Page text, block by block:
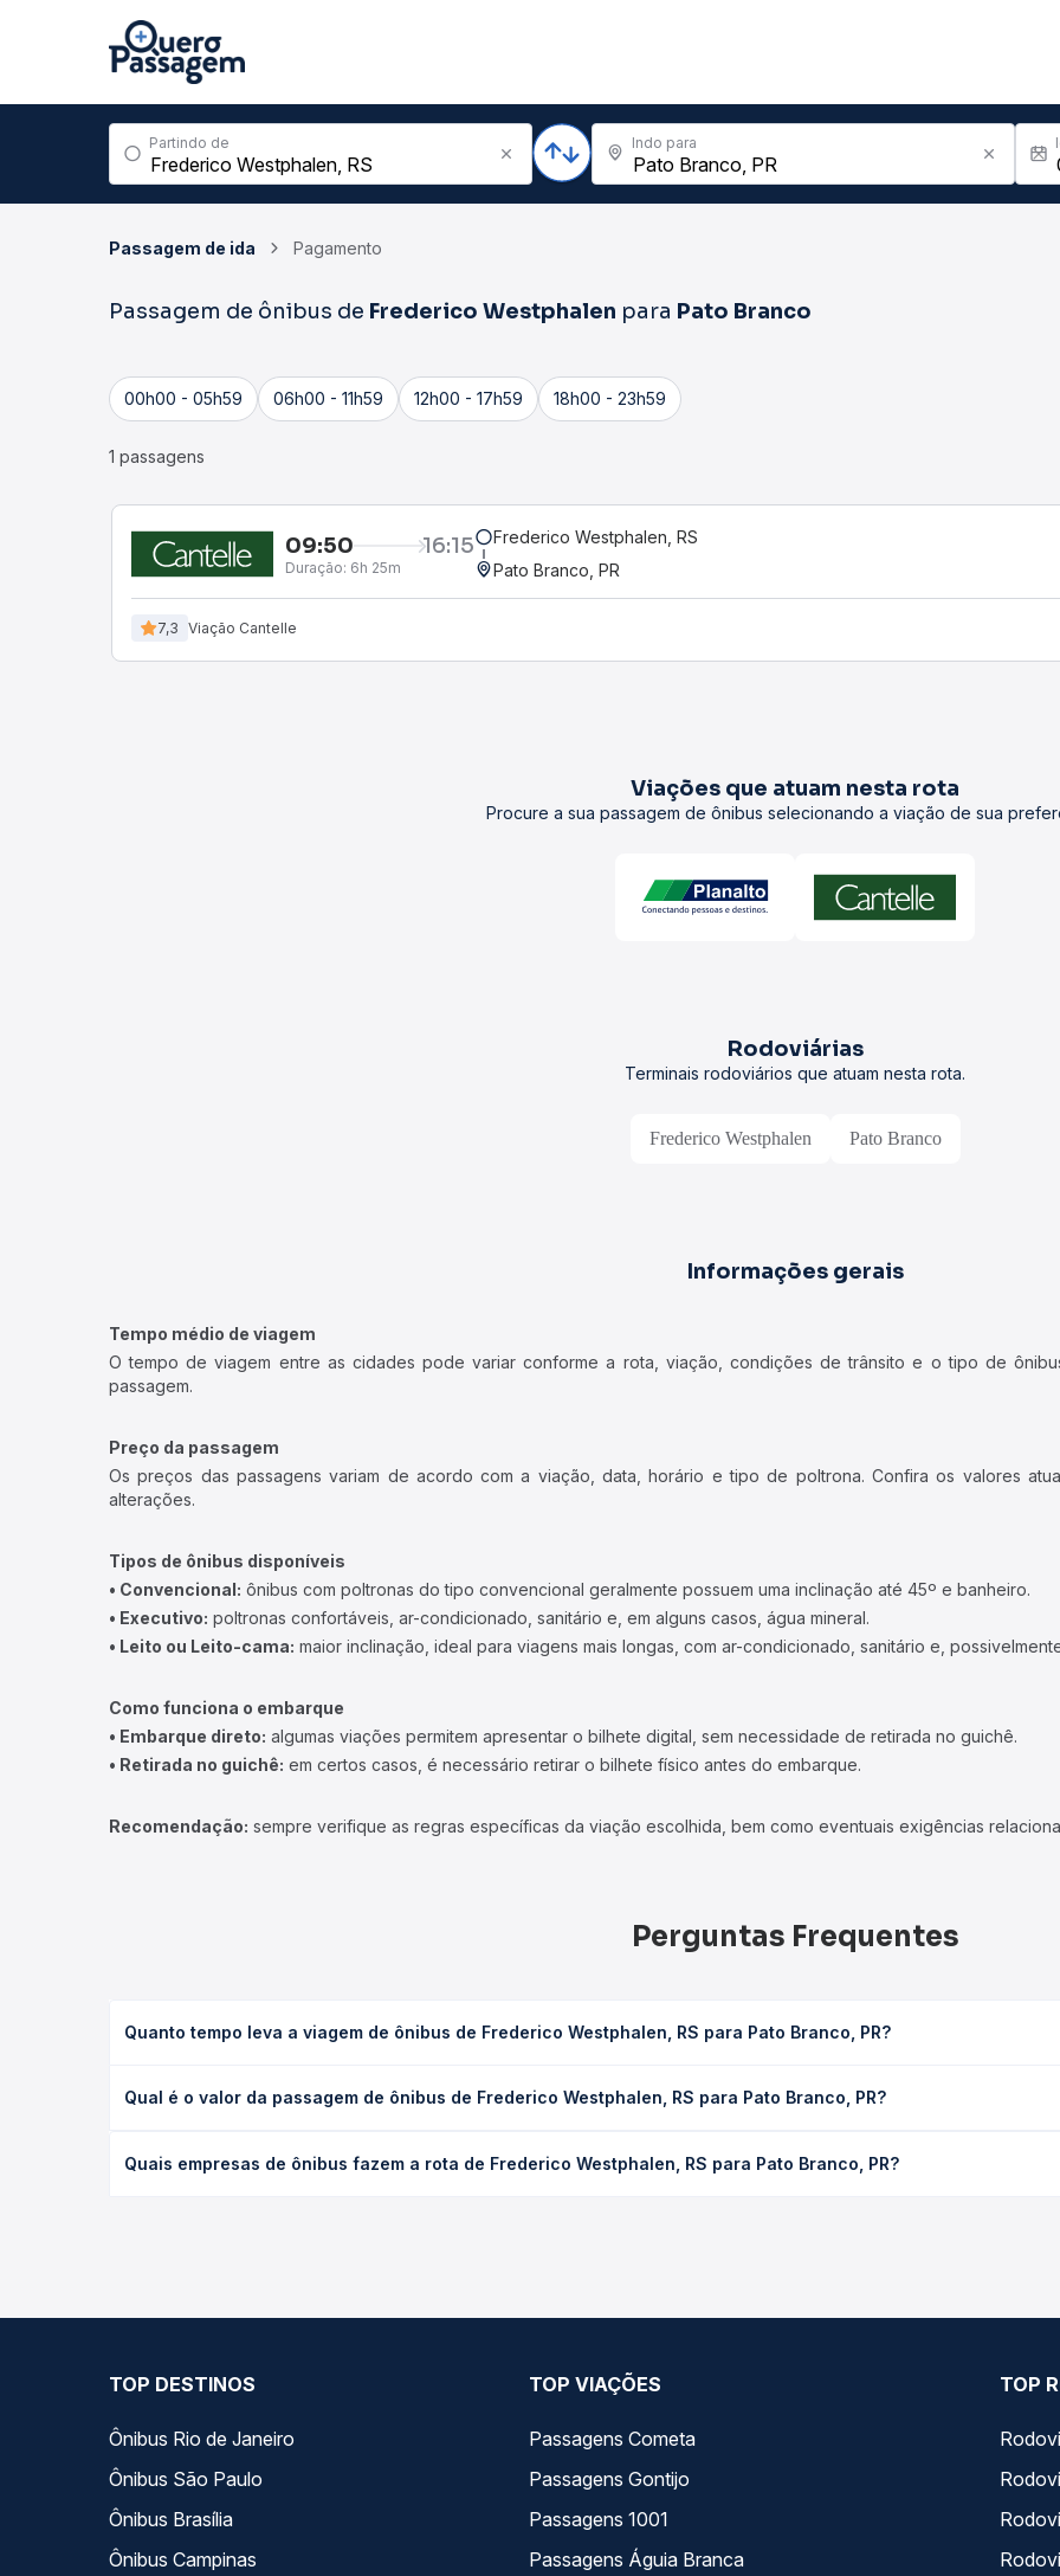
Partindo de Indo para
Passagem de ida Pagamento
Passagem de ônibus de Frederico Westphalen para Pato Branco
00h00 - 05h59 06h00 - 11h59 12h00 - 17h59 18h00 - 23h59
1 passagens
09:50 16:15
Duração: 6h 25m
Frederico Westphalen, RS
Pato Branco, PR
7,3 Viação Cantelle
Viações que atuam nesta rota
Procure a sua passagem de ônibus selecionando a viação de sua
Rodoviárias
Terminais rodoviários que atuam nesta rota.
Frederico Westphalen Pato Branco
Informações gerais
Tempo médio de viagem
O tempo de viagem entre as cidades pode variar conforme a rota, viação, condições de trânsito e o tipo de
passagem.
Preço da passagem
Os preços das passagens variam de acordo com a viação, data, horário e tipo de poltrona. Confira os valores
alterações.
Tipos de ônibus disponíveis
• Convencional: ônibus com poltronas do tipo convencional geralmente possuem uma inclinação até 45º e banheiro.
• Executivo: poltronas confortáveis, ar-condicionado, sanitário e, em alguns casos, água mineral.
• Leito ou Leito-cama: maior inclinação, ideal para viagens mais longas, com ar-condicionado, sanitário e,
Como funciona o embarque
• Embarque direto: algumas viações permitem apresentar o bilhete digital, sem necessidade de retirada no guichê.
• Retirada no guichê: em certos casos, é necessário retirar o bilhete físico antes do embarque.
Recomendação: sempre verifique as regras específicas da viação escolhida, bem como eventuais exigências
Perguntas Frequentes
Quanto tempo leva a viagem de ônibus de Frederico Westphalen, RS para Pato Branco, PR?
executivo ou leito) e as condições de tráfego. Na Quero Passagem você consulta os horários disponíveis e vê a
Qual é o valor da passagem de ônibus de Frederico Westphalen, RS para Pato Branco, PR?
poltrona e a antecedência da compra. Na Quero Passagem você compara os preços de todas as viações em tempo
Quais empresas de ônibus fazem a rota de Frederico Westphalen, RS para Pato Branco, PR?
TOP DESTINOS
Ônibus Rio de Janeiro
Ônibus São Paulo
Ônibus Brasília
Ônibus Campinas
TOP VIAÇÕES
Passagens Cometa
Passagens Gontijo
Passagens 1001
Passagens Águia Branca
TOP